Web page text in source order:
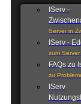
IServ -
Server in
IServ -
zum
FAQs zu
zu
IServ